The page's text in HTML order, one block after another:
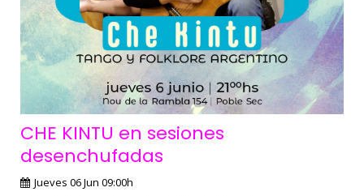
CHE KINTU en sesiones
desenchufadas
Jueves 06 Jun 09:00h